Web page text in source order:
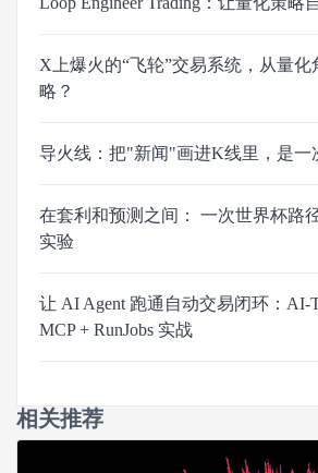
X上爆火的“飞轮”交易系统，从量化
略？
导火线：把"新闻"画进K线里，是一
在套利和预测之间： 一次世界杯路
实验
让 AI Agent 跑通自动交易闭环：AI-
MCP + RunJobs 实战
相关推荐